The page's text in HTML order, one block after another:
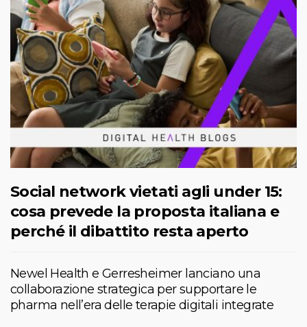
Social network vietati agli under 15:
cosa prevede la proposta italiana e
perché il dibattito resta aperto
Newel Health e Gerresheimer lanciano una
collaborazione strategica per supportare le
pharma nell’era delle terapie digitali integrate